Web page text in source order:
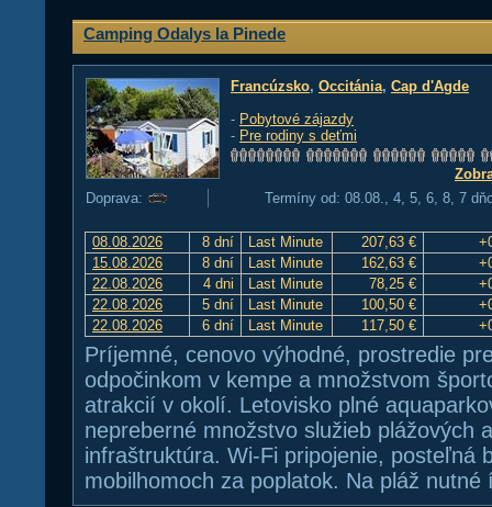
Camping Odalys la Pinede
Francúzsko, Occitánia, Cap d'Agde
- Pobytové zájazdy
- Pre rodiny s deťmi
Doprava:
Termíny od: 08.08., 4, 5, 6, 8, 7
08.08.2026 8 dní Last Minute 207,63 €
15.08.2026
8 dní Last Minute 162,63 €
22.08.2026
4 dni Last Minute 78,25 €
22.08.2026
5 dní Last Minute 100,50 €
22.08.2026
6 dní Last Minute 117,50 €
Príjemné, cenovo výhodné, prostredie
odpočinkom v kempe a množstvom
atrakcií v okolí. Letovisko plné
nepreberné množstvo služieb plážových
infraštruktúra. Wi-Fi pripojenie, posteľná
mobilhomoch za poplatok. Na pláž